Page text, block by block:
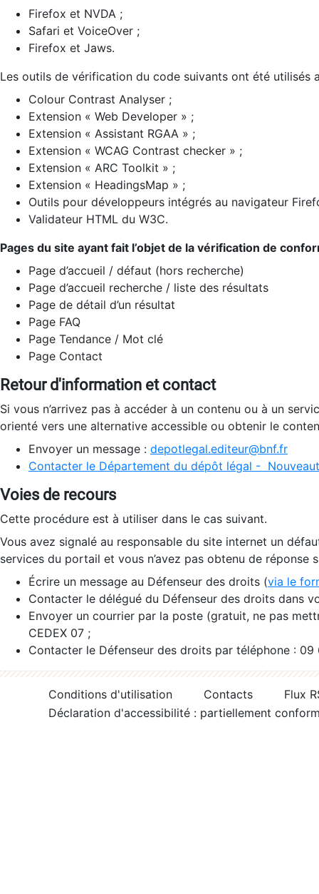
Firefox et NVDA ;
Safari et VoiceOver ;
Firefox et Jaws.
Les outils de vérification du code suivants ont été utilisés
Colour Contrast Analyser ;
Extension « Web Developer » ;
Extension « Assistant RGAA » ;
Extension « WCAG Contrast checker » ;
Extension « ARC Toolkit » ;
Extension « HeadingsMap » ;
Outils pour développeurs intégrés au navigateur
Validateur HTML du W3C.
Pages du site ayant fait l’objet de la vérification de
Page d’accueil / défaut (hors recherche)
Page d’accueil recherche / liste des résultats
Page de détail d’un résultat
Page FAQ
Page Tendance / Mot clé
Page Contact
Retour d'information et contact
Si vous n’arrivez pas à accéder à un contenu ou à un
orienté vers une alternative accessible ou obtenir le
Envoyer un message : depotlegal.editeur@bnf.fr
Contacter le Département du dépôt légal -
Voies de recours
Cette procédure est à utiliser dans le cas suivant.
Vous avez signalé au responsable du site internet un
services du portail et vous n’avez pas obtenu de réponse
Écrire un message au Défenseur des droits (via le
Contacter le délégué du Défenseur des droits dans
Envoyer un courrier par la poste (gratuit, ne pas
CEDEX 07 ;
Contacter le Défenseur des droits par téléphone :
Conditions d'utilisation Contacts
Flux
Déclaration d'accessibilité : partiellement